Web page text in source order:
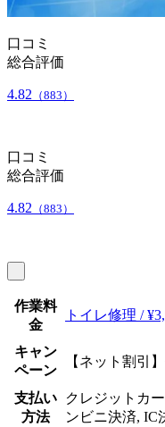
口コミ
総合評価
4.82 （883）
口コミ
総合評価
4.82 （883）
作業料
金
トイレ修理 /
キャン
ペーン
【ネット割引
支払い
方法
クレジットカ
ンビニ決済, IC